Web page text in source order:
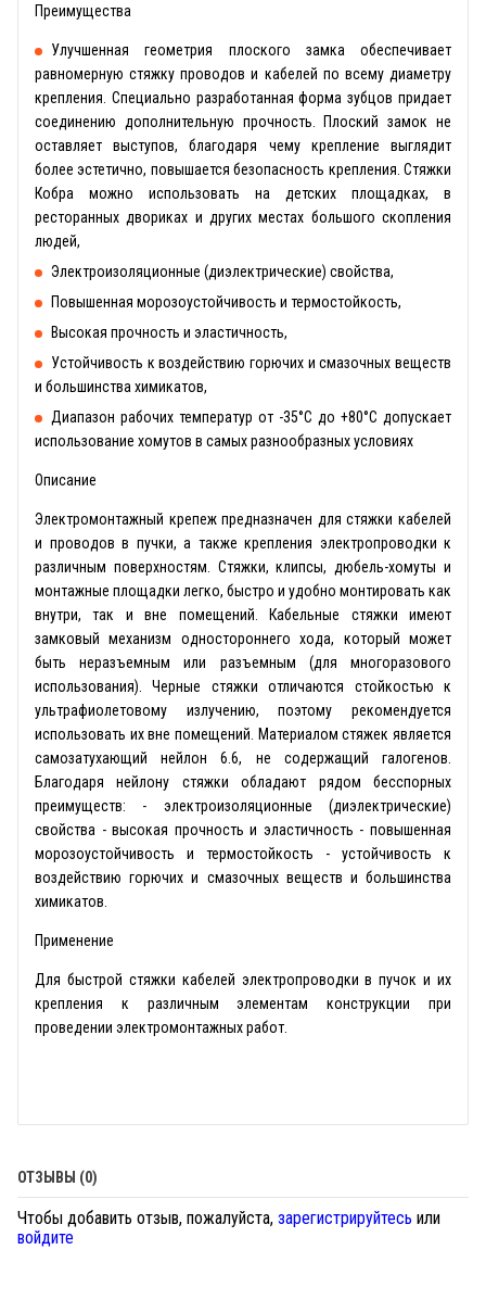
Преимущества
Улучшенная геометрия плоского замка обеспечивает
равномерную стяжку проводов и кабелей по всему диаметру
крепления. Специально разработанная форма зубцов придает
соединению дополнительную прочность. Плоский замок не
оставляет выступов, благодаря чему крепление выглядит
более эстетично, повышается безопасность крепления. Стяжки
Кобра можно использовать на детских площадках, в
ресторанных двориках и других местах большого скопления
людей,
Электроизоляционные (диэлектрические) свойства,
Повышенная морозоустойчивость и термостойкость,
Высокая прочность и эластичность,
Устойчивость к воздействию горючих и смазочных веществ
и большинства химикатов,
Диапазон рабочих температур от -35°С до +80°С допускает
использование хомутов в самых разнообразных условиях
Описание
Электромонтажный крепеж предназначен для стяжки кабелей
и проводов в пучки, а также крепления электропроводки к
различным поверхностям. Стяжки, клипсы, дюбель-хомуты и
монтажные площадки легко, быстро и удобно монтировать как
внутри, так и вне помещений. Кабельные стяжки имеют
замковый механизм одностороннего хода, который может
быть неразъемным или разъемным (для многоразового
использования). Черные стяжки отличаются стойкостью к
ультрафиолетовому излучению, поэтому рекомендуется
использовать их вне помещений. Материалом стяжек является
самозатухающий нейлон 6.6, не содержащий галогенов.
Благодаря нейлону стяжки обладают рядом бесспорных
преимуществ: - электроизоляционные (диэлектрические)
свойства - высокая прочность и эластичность - повышенная
морозоустойчивость и термостойкость - устойчивость к
воздействию горючих и смазочных веществ и большинства
химикатов.
Применение
Для быстрой стяжки кабелей электропроводки в пучок и их
крепления к различным элементам конструкции при
проведении электромонтажных работ.
ОТЗЫВЫ (0)
Чтобы добавить отзыв, пожалуйста, зарегистрируйтесь или
войдите